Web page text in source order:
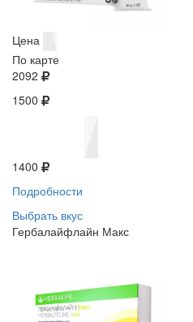
Цена
По карте
2092
1500
1400
Подробности
Выбрать вкус
Гербалайфлайн Макс